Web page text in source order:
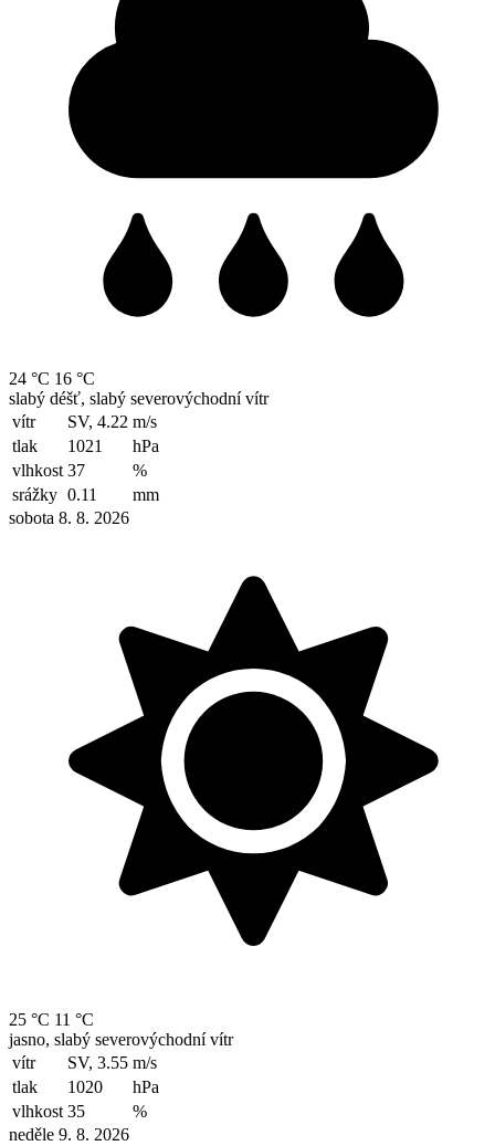
24 °C 16 °C
slabý déšť, slabý severovýchodní vítr
vítr
SV, 4.22 m/s
tlak
1021
hPa
vlhkost 37
%
srážky 0.11
mm
sobota 8. 8. 2026
25 °C 11 °C
jasno, slabý severovýchodní vítr
vítr
SV, 3.55 m/s
tlak
1020
hPa
vlhkost 35
%
neděle 9. 8. 2026